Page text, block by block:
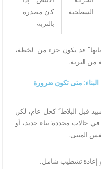
السطحية
كان مصدره
بالتربة
قد يكون جزء من الخطة،
من التربة.
البناء: متى تكون ضرورة
قبل البلاط” كحل عام، لكن
حالات محددة: بناء جديد، أو
المبنى.
إعادة تشطيب شامل.